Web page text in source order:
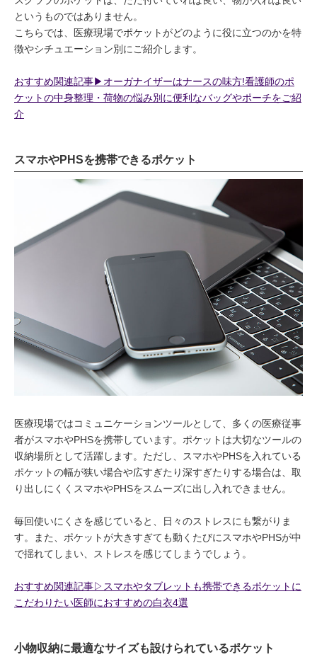
というものではありません。
こちらでは、医療現場でポケットがどのように役に立つのかを特
徴やシチュエーション別にご紹介します。
おすすめ関連記事▶︎オーガナイザーはナースの味方!看護師のポ
ケットの中身整理・荷物の悩み別に便利なバッグやポーチをご紹
介
スマホやPHSを携帯できるポケット
医療現場ではコミュニケーションツールとして、多くの医療従事
者がスマホやPHSを携帯しています。ポケットは大切なツールの
収納場所として活躍します。ただし、スマホやPHSを入れている
ポケットの幅が狭い場合や広すぎたり深すぎたりする場合は、取
り出しにくくスマホやPHSをスムーズに出し入れできません。
毎回使いにくさを感じていると、日々のストレスにも繋がりま
す。また、ポケットが大きすぎても動くたびにスマホやPHSが中
で揺れてしまい、ストレスを感じてしまうでしょう。
おすすめ関連記事▷スマホやタブレットも携帯できるポケットに
こだわりたい医師におすすめの白衣4選
小物収納に最適なサイズも設けられているポケット